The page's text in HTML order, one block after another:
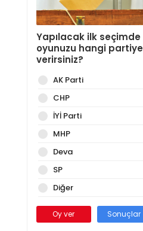
Yapılacak ilk seçimde
oyunuzu hangi partiye
verirsiniz?
AK Parti
CHP
İYİ Parti
MHP
Deva
SP
Diğer
Oy ver Sonuçlar